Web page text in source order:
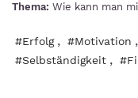
Thema: Wie kann man
#Erfolg , #Motivation ,
#Selbständigkeit ,